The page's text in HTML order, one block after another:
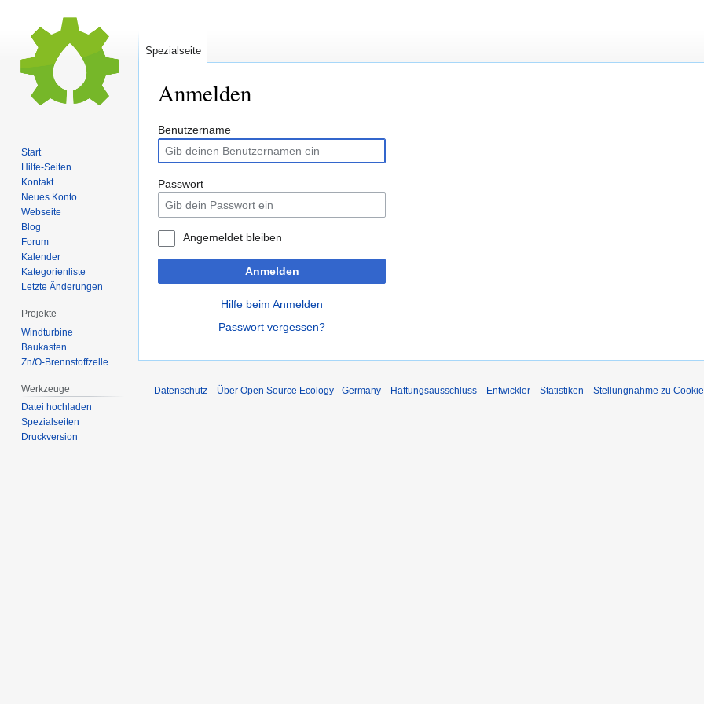
Anmelden
Zur
Navigation
springen
Zur
Suche
springen
Benutzername
Passwort
Angemeldet bleiben
Anmelden
Hilfe beim Anmelden
Passwort vergessen?
Spezialseite
Start
Hilfe-Seiten
Kontakt
Neues Konto
Webseite
Blog
Forum
Kalender
Kategorienliste
Letzte Änderungen
Projekte
Windturbine
Baukasten
Zn/O-Brennstoffzelle
Werkzeuge
Datei hochladen
Spezialseiten
Druckversion
Datenschutz Über Open Source Ecology - Germany Haftungsausschluss Entwickler Statistiken Stellungnahme zu